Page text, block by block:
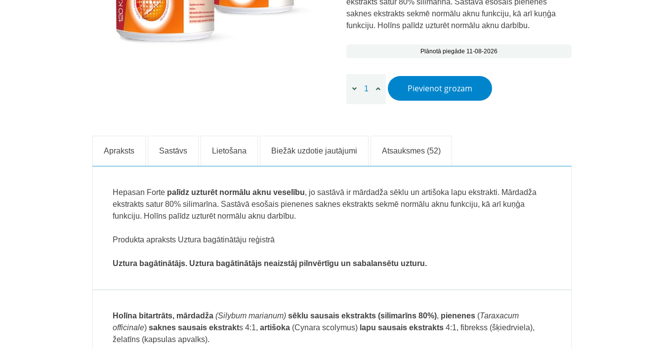
saknes ekstrakts sekmē normālu aknu funkciju, kā arī kuņģa
funkciju. Holīns palīdz uzturēt normālu aknu darbību.
Plānotā piegāde 11-08-2026
1+1 Hepasan Forte, 120 kapsulas quantity
Pievienot grozam
Apraksts Sastāvs Lietošana Biežāk uzdotie jautājumi Atsauksmes (52)
Hepasan Forte palīdz uzturēt normālu aknu veselību, jo sastāvā ir mārdadža sēklu un artišoka lapu ekstrakti. Mārdadža
ekstrakts satur 80% silimarīna. Sastāvā esošais pienenes saknes ekstrakts sekmē normālu aknu funkciju, kā arī kuņģa
funkciju. Holīns palīdz uzturēt normālu aknu darbību.
Produkta apraksts Uztura bagātinātāju reģistrā
Uztura bagātinātājs. Uztura bagātinātājs neaizstāj pilnvērtīgu un sabalansētu uzturu.
Holīna bitartrāts, mārdadža (Silybum marianum) sēklu sausais ekstrakts (silimarīns 80%), pienenes (Taraxacum
officinale) saknes sausais ekstrakts 4:1, artišoka (Cynara scolymus) lapu sausais ekstrakts 4:1, fibrekss (šķiedrviela),
želatīns (kapsulas apvalks).